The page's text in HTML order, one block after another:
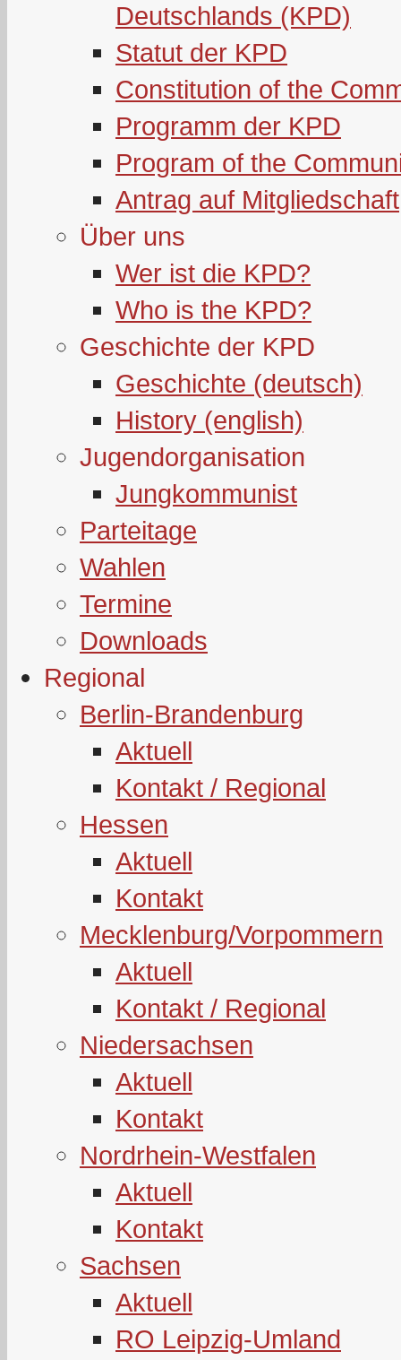
Deutschlands (KPD)
Statut der KPD
Constitution of the
Programm der KPD
Program of the
Antrag auf Mitgliedschaft
Über uns
Wer ist die KPD?
Who is the KPD?
Geschichte der KPD
Geschichte (deutsch)
History (english)
Jugendorganisation
Jungkommunist
Parteitage
Wahlen
Termine
Downloads
Regional
Berlin-Brandenburg
Aktuell
Kontakt / Regional
Hessen
Aktuell
Kontakt
Mecklenburg/Vorpommern
Aktuell
Kontakt / Regional
Niedersachsen
Aktuell
Kontakt
Nordrhein-Westfalen
Aktuell
Kontakt
Sachsen
Aktuell
RO Leipzig-Umland